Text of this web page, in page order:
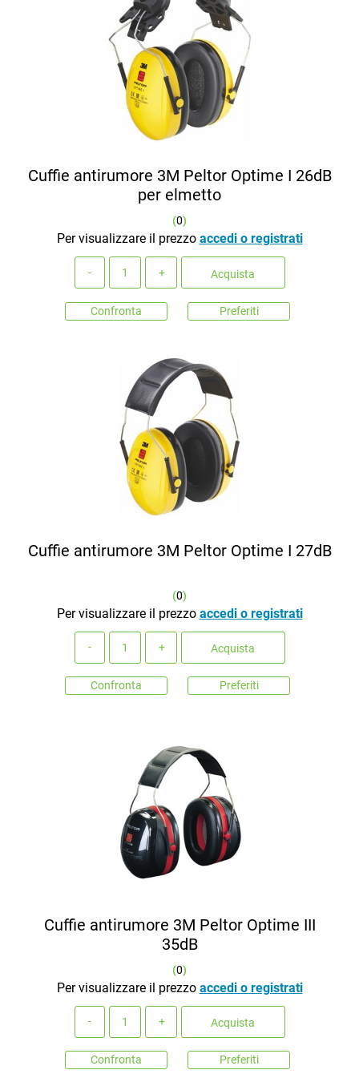
Cuffie antirumore 3M Peltor Optime I 26dB
per elmetto
(0)
Per visualizzare il prezzo accedi o registrati
Acquista
Confronta Preferiti
Cuffie antirumore 3M Peltor Optime I 27dB
(0)
Per visualizzare il prezzo accedi o registrati
Acquista
Confronta Preferiti
Cuffie antirumore 3M Peltor Optime III
35dB
(0)
Per visualizzare il prezzo accedi o registrati
Acquista
Confronta Preferiti